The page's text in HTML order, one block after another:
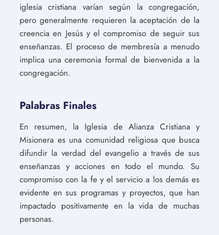
iglesia cristiana varían según la congregación,
pero generalmente requieren la aceptación de la
creencia en Jesús y el compromiso de seguir sus
enseñanzas. El proceso de membresía a menudo
implica una ceremonia formal de bienvenida a la
congregación.
Palabras Finales
En resumen, la Iglesia de Alianza Cristiana y
Misionera es una comunidad religiosa que busca
difundir la verdad del evangelio a través de sus
enseñanzas y acciones en todo el mundo. Su
compromiso con la fe y el servicio a los demás es
evidente en sus programas y proyectos, que han
impactado positivamente en la vida de muchas
personas.